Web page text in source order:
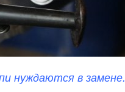
нуждаются в замене.